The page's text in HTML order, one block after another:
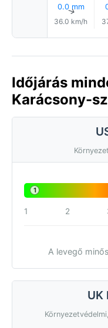
0.0 mm
↑
36.0 km/h
Időjárás
Karácsony-
1
1 2
A levegő
UK